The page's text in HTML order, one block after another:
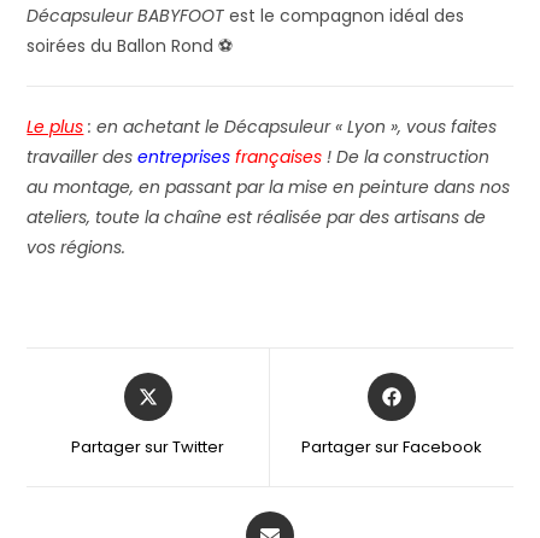
Décapsuleur BABYFOOT est le compagnon idéal des
soirées du Ballon Rond ⚽
Le plus : en achetant le Décapsuleur « Lyon », vous faites
travailler desentreprises françaises ! De la construction
au montage, en passant par la mise en peinture dans nos
ateliers, toute la chaîne est réalisée par des artisans de
vos régions.
Partager sur Twitter Partager sur Facebook